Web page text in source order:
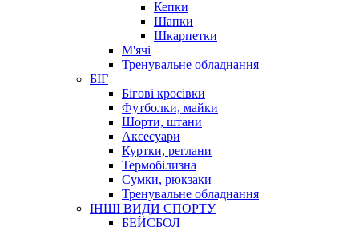
Кепки
Шапки
Шкарпетки
М'ячі
Тренувальне обладнання
БІГ
Бігові кросівки
Футболки, майки
Шорти, штани
Аксесуари
Куртки, реглани
Термобілизна
Сумки, рюкзаки
Тренувальне обладнання
ІНШІ ВИДИ СПОРТУ
БЕЙСБОЛ